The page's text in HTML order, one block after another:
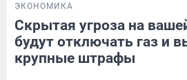
ЭКОНОМИКА
Скрытая угроза на
будут отключать газ и
крупные штрафы